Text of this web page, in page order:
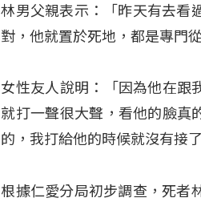
林男父親表示：「昨天有去看
對，他就置於死地，都是專門
女性友人說明：「因為他在跟
就打一聲很大聲，看他的臉真
的，我打給他的時候就沒有接了
根據仁愛分局初步調查，死者